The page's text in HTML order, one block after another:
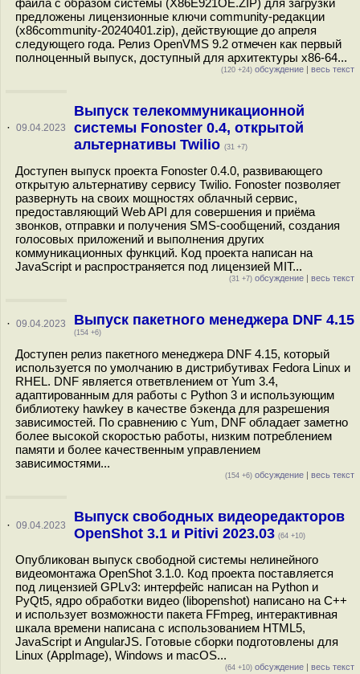
файла с образом системы (X86E921OE.ZIP) для загрузки
предложены лицензионные ключи community-редакции
(x86community-20240401.zip), действующие до апреля
следующего года. Релиз OpenVMS 9.2 отмечен как первый
полноценный выпуск, доступный для архитектуры x86-64...
(120 +24) обсуждение | весь текст
· 09.04.2023
Выпуск телекоммуникационной
системы Fonoster 0.4, открытой
альтернативы Twilio (31 +7)
Доступен выпуск проекта Fonoster 0.4.0, развивающего
открытую альтернативу сервису Twilio. Fonoster позволяет
развернуть на своих мощностях облачный сервис,
предоставляющий Web API для совершения и приёма
звонков, отправки и получения SMS-сообщений, создания
голосовых приложений и выполнения других
коммуникационных функций. Код проекта написан на
JavaScript и распространяется под лицензией MIT...
(31 +7) обсуждение | весь текст
· 09.04.2023 Выпуск пакетного менеджера DNF 4.15
(154 +6)
Доступен релиз пакетного менеджера DNF 4.15, который
используется по умолчанию в дистрибутивах Fedora Linux и
RHEL. DNF является ответвлением от Yum 3.4,
адаптированным для работы с Python 3 и использующим
библиотеку hawkey в качестве бэкенда для разрешения
зависимостей. По сравнению с Yum, DNF обладает заметно
более высокой скоростью работы, низким потреблением
памяти и более качественным управлением
зависимостями...
(154 +6) обсуждение | весь текст
· 09.04.2023
Выпуск свободных видеоредакторов
OpenShot 3.1 и Pitivi 2023.03 (64 +10)
Опубликован выпуск свободной системы нелинейного
видеомонтажа OpenShot 3.1.0. Код проекта поставляется
под лицензией GPLv3: интерфейс написан на Python и
PyQt5, ядро обработки видео (libopenshot) написано на C++
и использует возможности пакета FFmpeg, интерактивная
шкала времени написана с использованием HTML5,
JavaScript и AngularJS. Готовые сборки подготовлены для
Linux (AppImage), Windows и macOS...
(64 +10) обсуждение | весь текст